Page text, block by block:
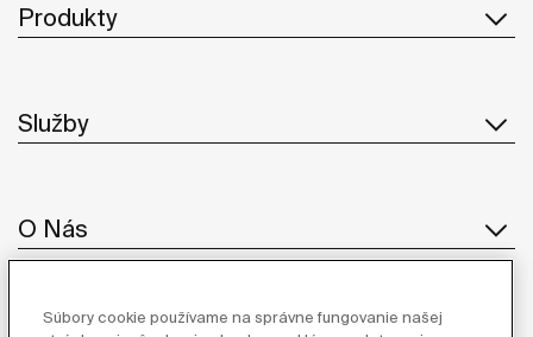
Produkty
Služby
O Nás
Súbory cookie používame na správne fungovanie našej